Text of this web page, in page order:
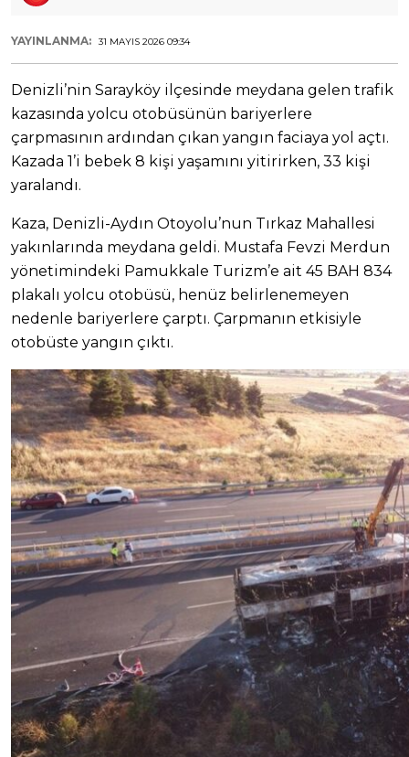
YAYINLANMA: 31 MAYIS 2026 09:34
Denizli’nin Sarayköy ilçesinde meydana gelen trafik
kazasında yolcu otobüsünün bariyerlere
çarpmasının ardından çıkan yangın faciaya yol açtı.
Kazada 1’i bebek 8 kişi yaşamını yitirirken, 33 kişi
yaralandı.
Kaza, Denizli-Aydın Otoyolu’nun Tırkaz Mahallesi
yakınlarında meydana geldi. Mustafa Fevzi Merdun
yönetimindeki Pamukkale Turizm’e ait 45 BAH 834
plakalı yolcu otobüsü, henüz belirlenemeyen
nedenle bariyerlere çarptı. Çarpmanın etkisiyle
otobüste yangın çıktı.